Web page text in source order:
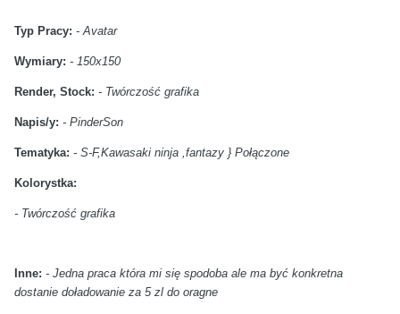
Typ Pracy: - Avatar
Wymiary: - 150x150
Render, Stock: - Twórczość grafika
Napis/y: - PinderSon
Tematyka: - S-F,Kawasaki ninja ,fantazy } Połączone
Kolorystka:
- Twórczość grafika
Inne: - Jedna praca która mi się spodoba ale ma być konkretna
dostanie doładowanie za 5 zl do oragne